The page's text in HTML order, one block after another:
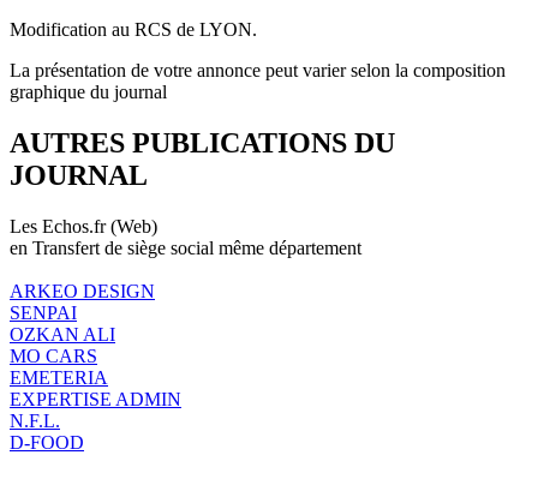
Modification au RCS de LYON.
La présentation de votre annonce peut varier selon la composition
graphique du journal
AUTRES PUBLICATIONS DU
JOURNAL
Les Echos.fr (Web)
en Transfert de siège social même département
ARKEO DESIGN
SENPAI
OZKAN ALI
MO CARS
EMETERIA
EXPERTISE ADMIN
N.F.L.
D-FOOD